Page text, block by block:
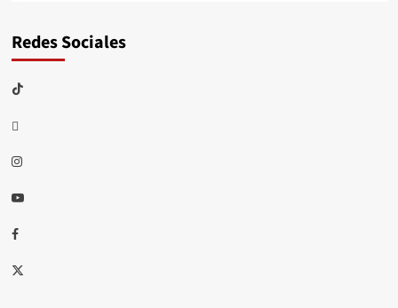
Redes Sociales
TikTok
threads
Instagram
Youtube
Facebook
X